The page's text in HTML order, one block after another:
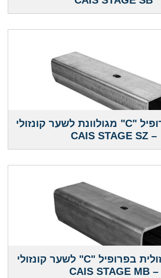
מסילה בפרופיל "C" מגולוונת לשער קונזולי
– CAIS STAGE SZ
מסילה קונזולית בפרופיל "C" לשער קונזולי
– CAIS STAGE MB